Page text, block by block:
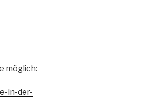
möglich:
in-der-